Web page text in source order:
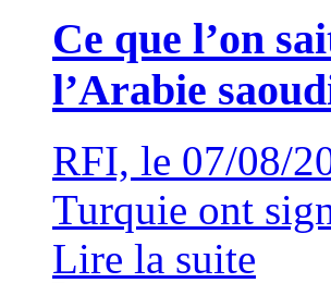
Ce que l’on
l’Arabie
RFI, le 07/08/
Turquie ont
Lire la suite